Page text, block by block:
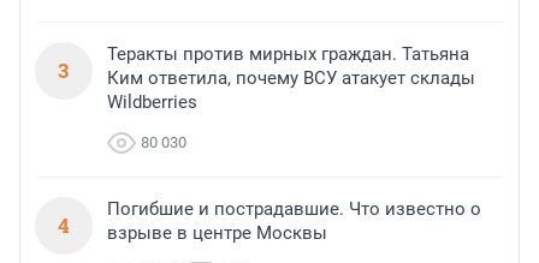
3
Теракты против мирных граждан. Татьяна
Ким ответила, почему ВСУ атакует склады
Wildberries
80 030
4
Погибшие и пострадавшие. Что известно о
взрыве в центре Москвы